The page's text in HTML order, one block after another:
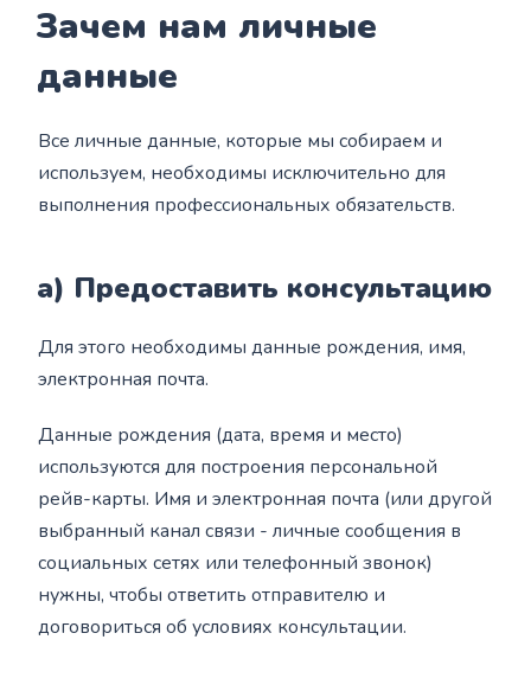
Зачем нам личные
данные
Все личные данные, которые мы собираем и
используем, необходимы исключительно для
выполнения профессиональных обязательств.
а) Предоставить консультацию
Для этого необходимы данные рождения, имя,
электронная почта.
Данные рождения (дата, время и место)
используются для построения персональной
рейв-карты. Имя и электронная почта (или другой
выбранный канал связи - личные сообщения в
социальных сетях или телефонный звонок)
нужны, чтобы ответить отправителю и
договориться об условиях консультации.